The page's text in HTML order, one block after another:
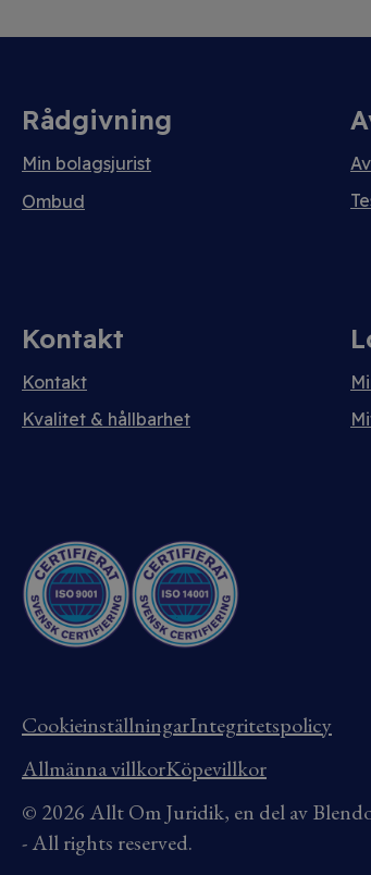
Rådgivning
Min bolagsjurist
Ombud
Kontakt
Kontakt
Kvalitet & hållbarhet
CookieinställningarIntegritetspolicy
Allmänna villkorKöpevillkor
© 2026 Allt Om Juridik, en del av
- All rights reserved.